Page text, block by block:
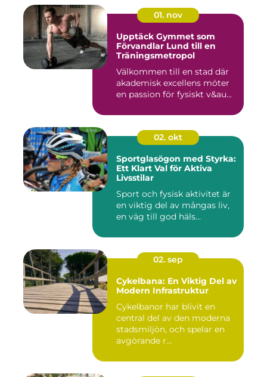
01. nov
Upptäck Gymmet som
Förvandlar Lund till en
Träningsmetropol
Välkommen till en stad där
akademisk excellens möter
en passion för fysiskt v&au...
02. okt
Sportglasögon med Styrka:
Ett Klart Val för Aktiva
Livsstilar
Sport och fysisk aktivitet är
en viktig del av mångas liv,
en väg till god häls...
02. sep
Cykelbana: En Viktig Del av
Modern Infrastruktur
Cykelbanor har blivit en
central del av den moderna
stadsmiljön, och spelar en
avgörande r...